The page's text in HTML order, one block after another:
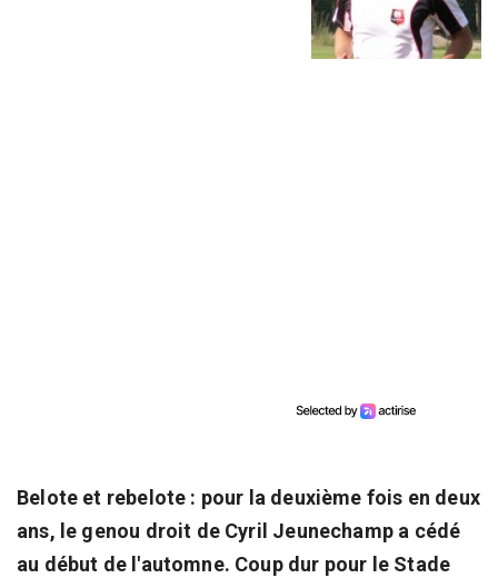
Belote et rebelote : pour la deuxième fois en deux
ans, le genou droit de Cyril Jeunechamp a cédé
au début de l'automne. Coup dur pour le Stade